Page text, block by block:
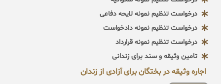
درخواست تنظیم نمونه لایحه دفاعی
درخواست تنظیم نمونه دادخواست
درخواست تنظیم نمونه قرارداد
تامین وثیقه و سند برای زندانی
اجاره وثیقه در بختگان برای آزادی از زندان